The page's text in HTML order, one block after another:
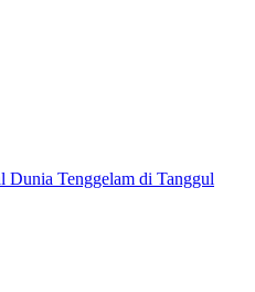
Dunia Tenggelam di Tanggul